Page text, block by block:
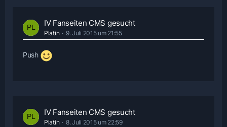
IV Fanseiten CMS gesucht
Platin 9. Juli 2015 um 21:55
Push
IV Fanseiten CMS gesucht
Platin 8. Juli 2015 um 22:59